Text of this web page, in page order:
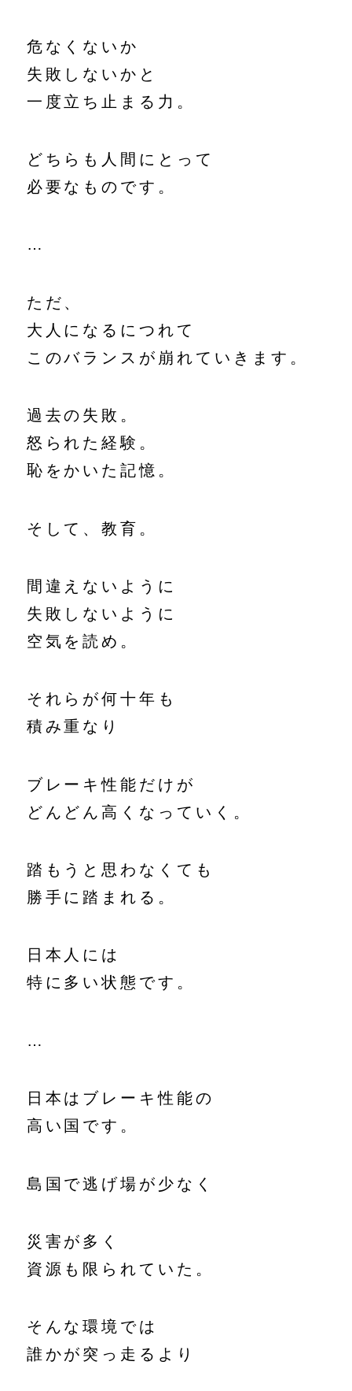
危なくないか
失敗しないかと
一度立ち止まる力。
どちらも人間にとって
必要なものです。
…
ただ、
大人になるにつれて
このバランスが崩れていきます。
過去の失敗。
怒られた経験。
恥をかいた記憶。
そして、教育。
間違えないように
失敗しないように
空気を読め。
それらが何十年も
積み重なり
ブレーキ性能だけが
どんどん高くなっていく。
踏もうと思わなくても
勝手に踏まれる。
日本人には
特に多い状態です。
…
日本はブレーキ性能の
高い国です。
島国で逃げ場が少なく
災害が多く
資源も限られていた。
そんな環境では
誰かが突っ走るより